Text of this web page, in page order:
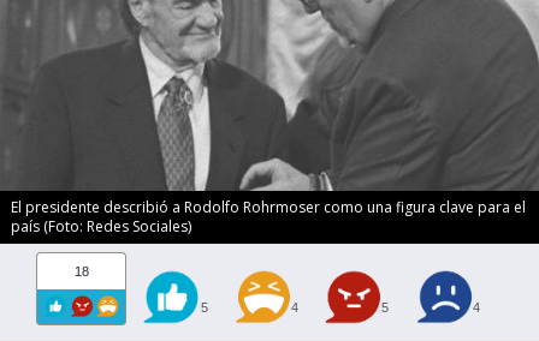
El presidente describió a Rodolfo Rohrmoser como una figura clave para el
país (Foto: Redes Sociales)
18
5 4 5 4